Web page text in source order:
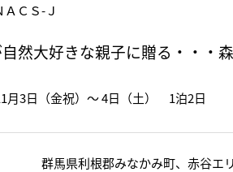
ＣＳ-Ｊ
然大好きな親子に贈る・・・
月3日（金祝）～ 4日（土） 1泊2日
群馬県利根郡みなかみ町、赤谷エリ